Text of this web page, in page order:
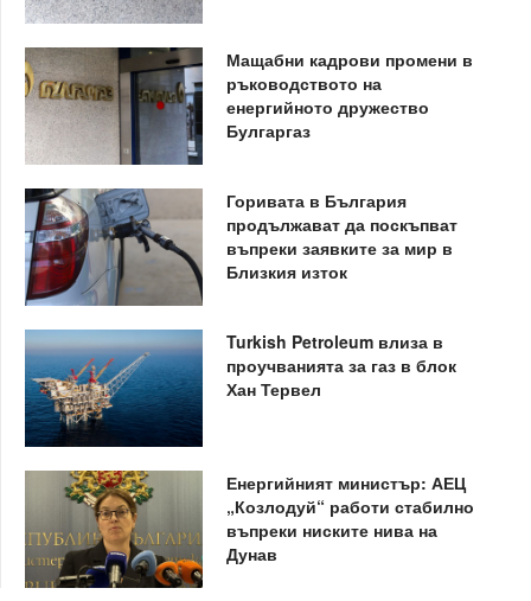
Мащабни кадрови промени в
ръководството на
енергийното дружество
Булгаргаз
Горивата в България
продължават да поскъпват
въпреки заявките за мир в
Близкия изток
Turkish Petroleum влиза в
проучванията за газ в блок
Хан Тервел
Енергийният министър: АЕЦ
„Козлодуй“ работи стабилно
въпреки ниските нива на
Дунав